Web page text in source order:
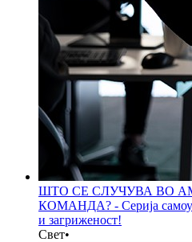
ШТО СЕ СЛУЧУВА ВО
КОМАНДА? - Серија
и загриженост!
Свет•